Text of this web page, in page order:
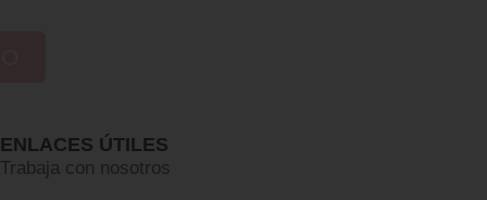
ENLACES ÚTILES
Trabaja con nosotros